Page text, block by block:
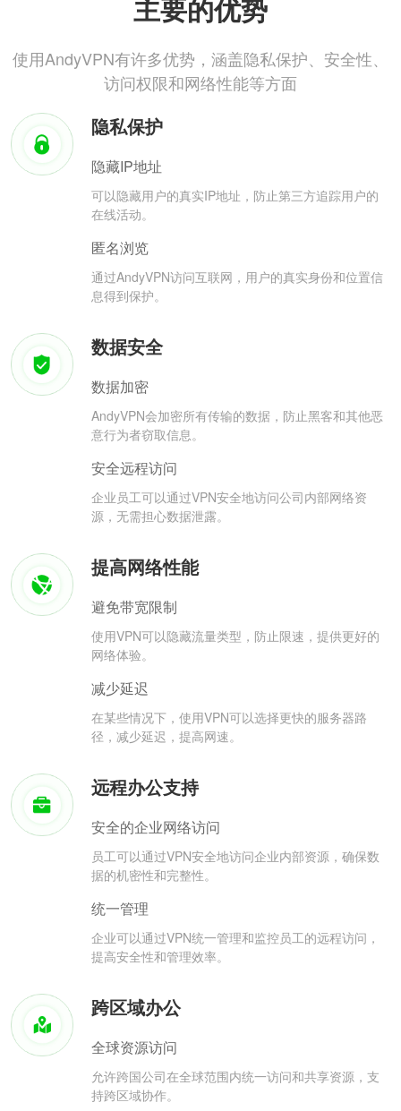
主要的优势
使用AndyVPN有许多优势，涵盖隐私保护、安全性、
访问权限和网络性能等方面
隐私保护
隐藏IP地址
可以隐藏用户的真实IP地址，防止第三方追踪用户的
在线活动。
匿名浏览
通过AndyVPN访问互联网，用户的真实身份和位置信
息得到保护。
数据安全
数据加密
AndyVPN会加密所有传输的数据，防止黑客和其他恶
意行为者窃取信息。
安全远程访问
企业员工可以通过VPN安全地访问公司内部网络资
源，无需担心数据泄露。
提高网络性能
避免带宽限制
使用VPN可以隐藏流量类型，防止限速，提供更好的
网络体验。
减少延迟
在某些情况下，使用VPN可以选择更快的服务器路
径，减少延迟，提高网速。
远程办公支持
安全的企业网络访问
员工可以通过VPN安全地访问企业内部资源，确保数
据的机密性和完整性。
统一管理
企业可以通过VPN统一管理和监控员工的远程访问，
提高安全性和管理效率。
跨区域办公
全球资源访问
允许跨国公司在全球范围内统一访问和共享资源，支
持跨区域协作。